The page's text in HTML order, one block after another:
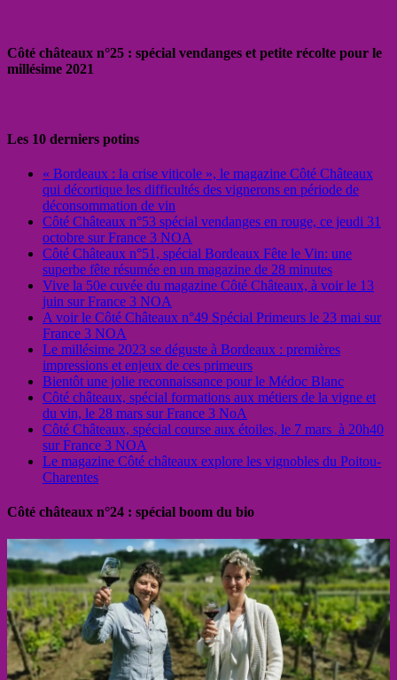
Côté châteaux n°25 : spécial vendanges et petite récolte pour le
millésime 2021
Les 10 derniers potins
« Bordeaux : la crise viticole », le magazine Côté Châteaux
qui décortique les difficultés des vignerons en période de
déconsommation de vin
Côté Châteaux n°53 spécial vendanges en rouge, ce jeudi 31
octobre sur France 3 NOA
Côté Châteaux n°51, spécial Bordeaux Fête le Vin: une
superbe fête résumée en un magazine de 28 minutes
Vive la 50e cuvée du magazine Côté Châteaux, à voir le 13
juin sur France 3 NOA
A voir le Côté Châteaux n°49 Spécial Primeurs le 23 mai sur
France 3 NOA
Le millésime 2023 se déguste à Bordeaux : premières
impressions et enjeux de ces primeurs
Bientôt une jolie reconnaissance pour le Médoc Blanc
Côté châteaux, spécial formations aux métiers de la vigne et
du vin, le 28 mars sur France 3 NoA
Côté Châteaux, spécial course aux étoiles, le 7 mars à 20h40
sur France 3 NOA
Le magazine Côté châteaux explore les vignobles du Poitou-
Charentes
Côté châteaux n°24 : spécial boom du bio